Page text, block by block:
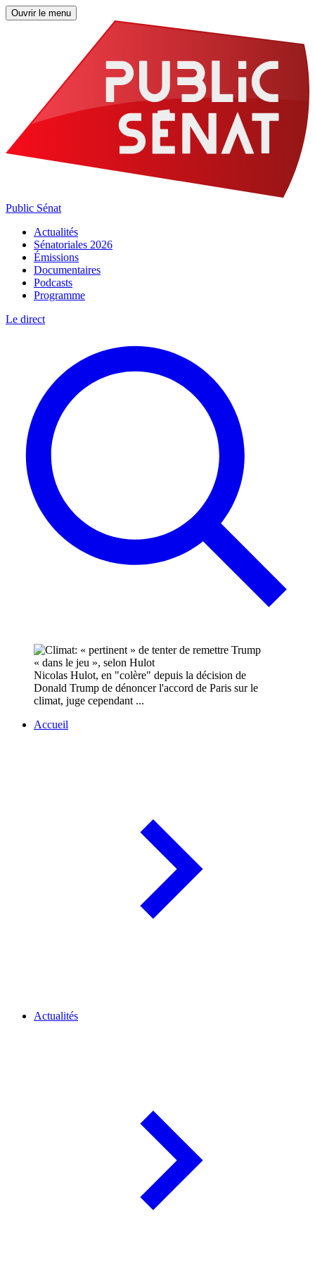
Ouvrir le menu
Public Sénat
Actualités
Sénatoriales 2026
Émissions
Documentaires
Podcasts
Programme
Le direct
Nicolas Hulot, en "colère" depuis la décision de
Donald Trump de dénoncer l'accord de Paris sur le
climat, juge cependant ...
Accueil
Actualités